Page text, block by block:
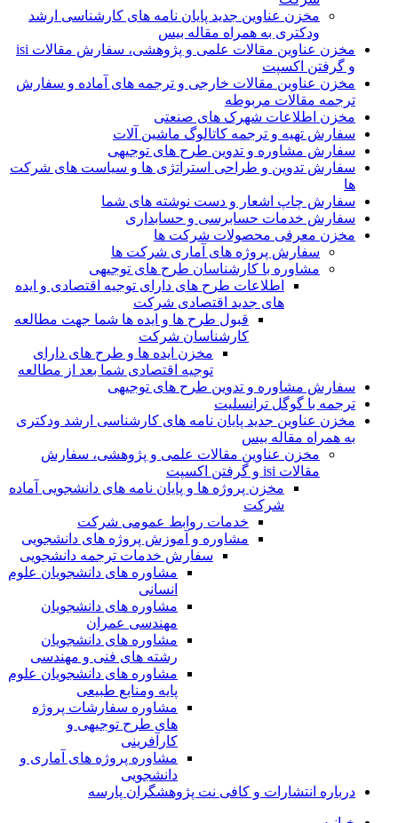
مخزن عناوین جدید پایان نامه های کارشناسی ارشد
ودکتری به همراه مقاله بیس
مخزن عناوین مقالات علمی و پژوهشی، سفارش مقالات isi
و گرفتن اکسپت
مخزن عناوین مقالات خارجی و ترجمه های آماده و سفارش
ترجمه مقالات مربوطه
مخزن اطلاعات شهرک های صنعتی
سفارش تهیه و ترجمه کاتالوگ ماشین آلات
سفارش مشاوره و تدوین طرح های توجیهی
سفارش تدوین و طراحی استراتژی ها و سیاست های شرکت
ها
سفارش چاپ اشعار و دست نوشته های شما
سفارش خدمات حسابرسی و حسابداری
مخزن معرفی محصولات شرکت ها
سفارش پروژه های آماری شرکت ها
مشاوره با کارشناسان طرح های توجیهی
اطلاعات طرح های دارای توجیه اقتصادی و ایده
های جدید اقتصادی شرکت
قبول طرح ها و ایده ها شما جهت مطالعه
کارشناسان شرکت
مخزن ایده ها و طرح های دارای
توجیه اقتصادی شما بعد از مطالعه
سفارش مشاوره و تدوین طرح های توجیهی
ترجمه با گوگل ترانسلیت
مخزن عناوین جدید پایان نامه های کارشناسی ارشد ودکتری
به همراه مقاله بیس
مخزن عناوین مقالات علمی و پژوهشی، سفارش
مقالات isi و گرفتن اکسپت
مخزن پروژه ها و پایان نامه های دانشجویی آماده
شرکت
خدمات روابط عمومی شرکت
مشاوره و آموزش پروژه های دانشجویی
سفارش خدمات ترجمه دانشجویی
مشاوره های دانشجویان علوم
انسانی
مشاوره های دانشجویان
مهندسی عمران
مشاوره های دانشجویان
رشته های فنی و مهندسی
مشاوره های دانشجویان علوم
پایه ومنابع طبیعی
مشاوره سفارشات پروژه
های طرح توجیهی و
کارآفرینی
مشاوره پروژه های آماری و
دانشجویی
درباره انتشارات و کافی نت پژوهشگران پارسه